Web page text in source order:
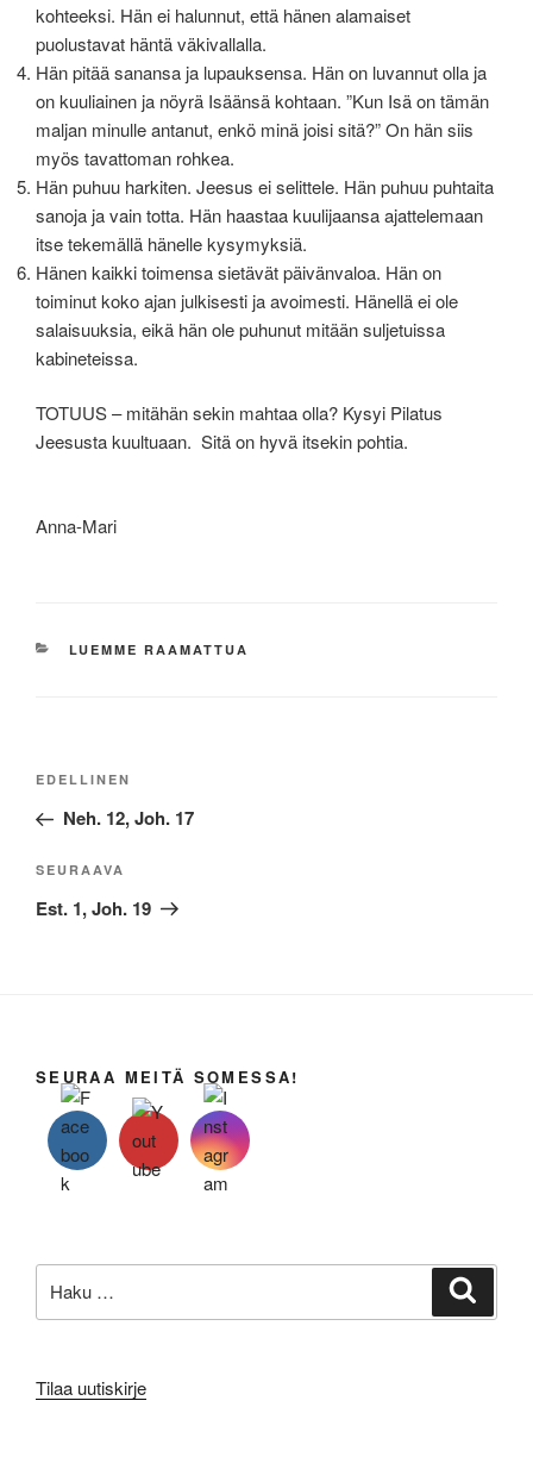
kohteeksi. Hän ei halunnut, että hänen alamaiset
puolustavat häntä väkivallalla.
Hän pitää sanansa ja lupauksensa. Hän on luvannut olla ja
on kuuliainen ja nöyrä Isäänsä kohtaan. ”Kun Isä on tämän
maljan minulle antanut, enkö minä joisi sitä?” On hän siis
myös tavattoman rohkea.
Hän puhuu harkiten. Jeesus ei selittele. Hän puhuu puhtaita
sanoja ja vain totta. Hän haastaa kuulijaansa ajattelemaan
itse tekemällä hänelle kysymyksiä.
Hänen kaikki toimensa sietävät päivänvaloa. Hän on
toiminut koko ajan julkisesti ja avoimesti. Hänellä ei ole
salaisuuksia, eikä hän ole puhunut mitään suljetuissa
kabineteissa.
TOTUUS – mitähän sekin mahtaa olla? Kysyi Pilatus
Jeesusta kuultuaan. Sitä on hyvä itsekin pohtia.
Anna-Mari
KATEGORIAT
LUEMME RAAMATTUA
Artikkelien
Edellinen
artikkeli
EDELLINEN
Neh. 12, Joh. 17
Seuraava
artikkeli
SEURAAVA
Est. 1, Joh. 19
SEURAA MEITÄ SOMESSA!
Tilaa uutiskirje